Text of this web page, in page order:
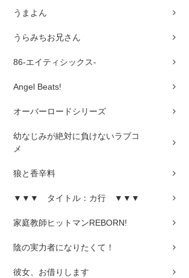
うまよん
うらみちお兄さん
86-エイティシックス-
Angel Beats!
オーバーロードシリーズ
幼なじみが絶対に負けないラブコ
メ
狼と香辛料
▼▼▼ タイトル：カ行 ▼▼▼
家庭教師ヒットマンREBORN!
陰の実力者になりたくて！
彼女、お借りします